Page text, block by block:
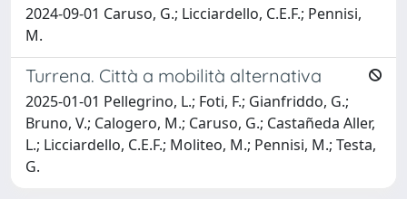
2024-09-01 Caruso, G.; Licciardello, C.E.F.; Pennisi,
M.
Turrena. Città a mobilità alternativa
2025-01-01 Pellegrino, L.; Foti, F.; Gianfriddo, G.;
Bruno, V.; Calogero, M.; Caruso, G.; Castañeda Aller,
L.; Licciardello, C.E.F.; Moliteo, M.; Pennisi, M.; Testa,
G.